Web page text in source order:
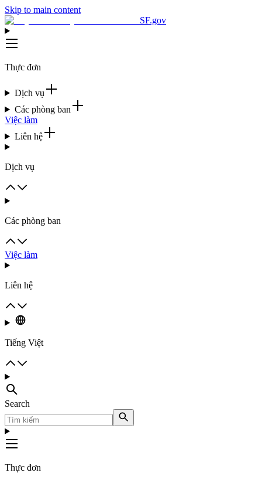
Skip to main content
SF.gov
Thực đơn
Dịch vụ
Các phòng ban
Việc làm
Liên hệ
Dịch vụ
Các phòng ban
Việc làm
Liên hệ
Tiếng Việt
Search
Thực đơn